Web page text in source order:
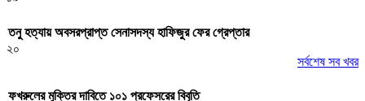
তনু হত্যায় অবসরপ্রাপ্ত সেনাসদস্য হাফিজুর ফের গ্রেপ্তার
২০
সর্বশেষ সব খবর
ফখরুলের মুক্তির দাবিতে ১০১ প্রফেসরের বিবৃতি